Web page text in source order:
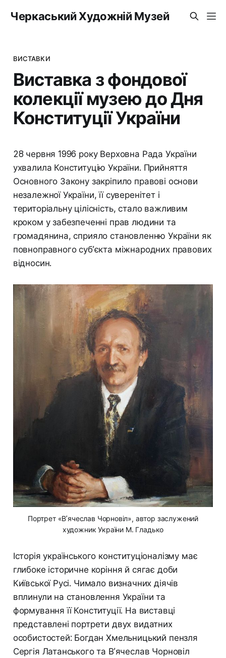
Черкаський Художній Музей
ВИСТАВКИ
Виставка з фондової
колекції музею до Дня
Конституції України
28 червня 1996 року Верховна Рада України
ухвалила Конституцію України. Прийняття
Основного Закону закріпило правові основи
незалежної України, її суверенітет і
територіальну цілісність, стало важливим
кроком у забезпеченні прав людини та
громадянина, сприяло становленню України як
повноправного суб’єкта міжнародних правових
відносин.
Портрет «В’ячеслав Чорновіл», автор заслужений
художник України М. Гладько
Історія українського конституціоналізму має
глибоке історичне коріння й сягає доби
Київської Русі. Чимало визначних діячів
вплинули на становлення України та
формування її Конституції. На виставці
представлені портрети двух видатних
особистостей: Богдан Хмельницький пензля
Сергія Латанського та В’ячеслав Чорновіл